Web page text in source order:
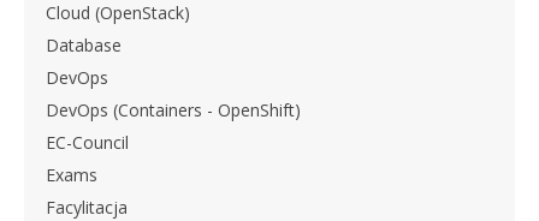
Cloud (OpenStack)
Database
DevOps
DevOps (Containers - OpenShift)
EC-Council
Exams
Facylitacja